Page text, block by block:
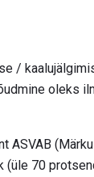
/
oleks
ASVAB
(üle 70